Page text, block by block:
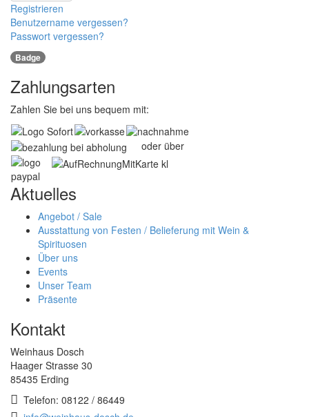
Registrieren
Benutzername vergessen?
Passwort vergessen?
Badge
Zahlungsarten
Zahlen Sie bei uns bequem mit:
oder über
Aktuelles
Angebot / Sale
Ausstattung von Festen / Belieferung mit Wein &
Spirituosen
Über uns
Events
Unser Team
Präsente
Kontakt
Weinhaus Dosch
Haager Strasse 30
85435 Erding
Telefon: 08122 / 86449